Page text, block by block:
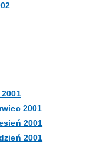
2001
2001
2001